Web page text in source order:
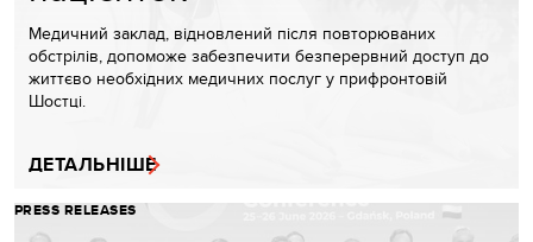
Медичний заклад, відновлений після повторюваних
обстрілів, допоможе забезпечити безперервний доступ до
життєво необхідних медичних послуг у прифронтовій
Шостці.
ДЕТАЛЬНІШЕ
PRESS RELEASES